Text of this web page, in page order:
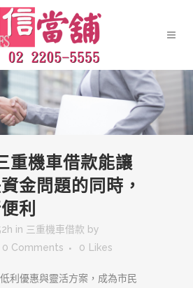
重機車借款能讓
金問題的同時，
利
in 三重機車借款 by
0 Comments 0 Likes
利優惠與靈活方案，成為市民